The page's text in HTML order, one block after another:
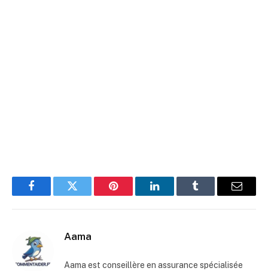
FacebookTwitter Pinterest LinkedInTumblr
E-
Aama
Aama est conseillère en assurance spécialisée